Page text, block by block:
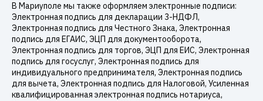
В Мариуполе мы также оформляем электронные подписи:
Электронная подпись для декларации 3-НДФЛ,
Электронная подпись для Честного Знака, Электронная
подпись для ЕГАИС, ЭЦП для документооборота,
Электронная подпись для торгов, ЭЦП для ЕИС, Электронная
подпись для госуслуг, Электронная подпись для
индивидуального предпринимателя, Электронная подпись
для вычета, Электронная подпись для Налоговой, Усиленная
квалифицированная электронная подпись нотариуса,